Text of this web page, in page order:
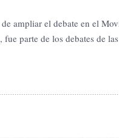
ampliar el debate en el
fue parte de los debates de